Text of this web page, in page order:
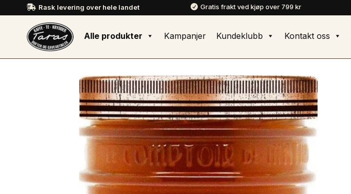
 Rask levering over hele landet  Gratis frakt ved kjøp over 799 kr
Alle produkter Kampanjer Kundeklubb Kontakt oss